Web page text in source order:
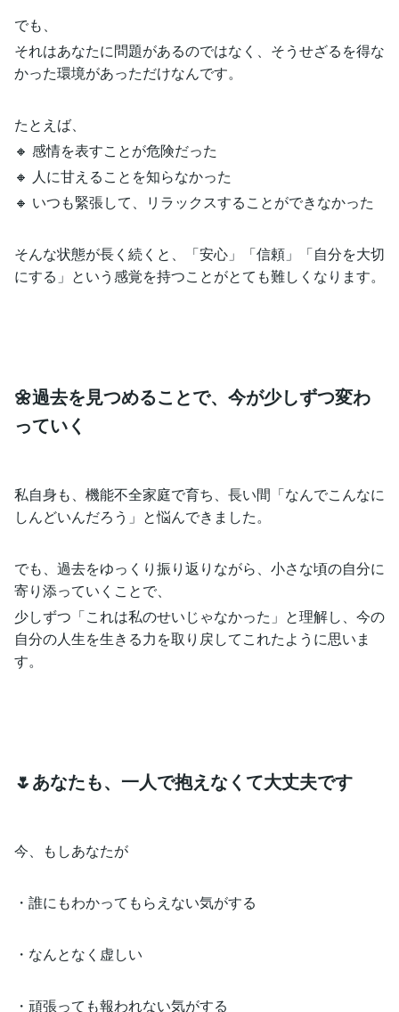
でも、
それはあなたに問題があるのではなく、そうせざるを得な
かった環境があっただけなんです。
たとえば、
🔸 感情を表すことが危険だった
🔸 人に甘えることを知らなかった
🔸 いつも緊張して、リラックスすることができなかった
そんな状態が長く続くと、「安心」「信頼」「自分を大切
にする」という感覚を持つことがとても難しくなります。
🌼過去を見つめることで、今が少しずつ変わ
っていく
私自身も、機能不全家庭で育ち、長い間「なんでこんなに
しんどいんだろう」と悩んできました。
でも、過去をゆっくり振り返りながら、小さな頃の自分に
寄り添っていくことで、
少しずつ「これは私のせいじゃなかった」と理解し、今の
自分の人生を生きる力を取り戻してこれたように思いま
す。
🌷あなたも、一人で抱えなくて大丈夫です
今、もしあなたが
・誰にもわかってもらえない気がする
・なんとなく虚しい
・頑張っても報われない気がする